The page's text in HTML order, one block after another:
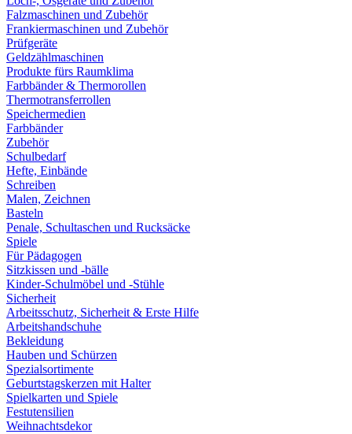
Falzmaschinen und Zubehör
Frankiermaschinen und Zubehör
Prüfgeräte
Geldzählmaschinen
Produkte fürs Raumklima
Farbbänder & Thermorollen
Thermotransferrollen
Speichermedien
Farbbänder
Zubehör
Schulbedarf
Hefte, Einbände
Schreiben
Malen, Zeichnen
Basteln
Penale, Schultaschen und Rucksäcke
Spiele
Für Pädagogen
Sitzkissen und -bälle
Kinder-Schulmöbel und -Stühle
Sicherheit
Arbeitsschutz, Sicherheit & Erste Hilfe
Arbeitshandschuhe
Bekleidung
Hauben und Schürzen
Spezialsortimente
Geburtstagskerzen mit Halter
Spielkarten und Spiele
Festutensilien
Weihnachtsdekor